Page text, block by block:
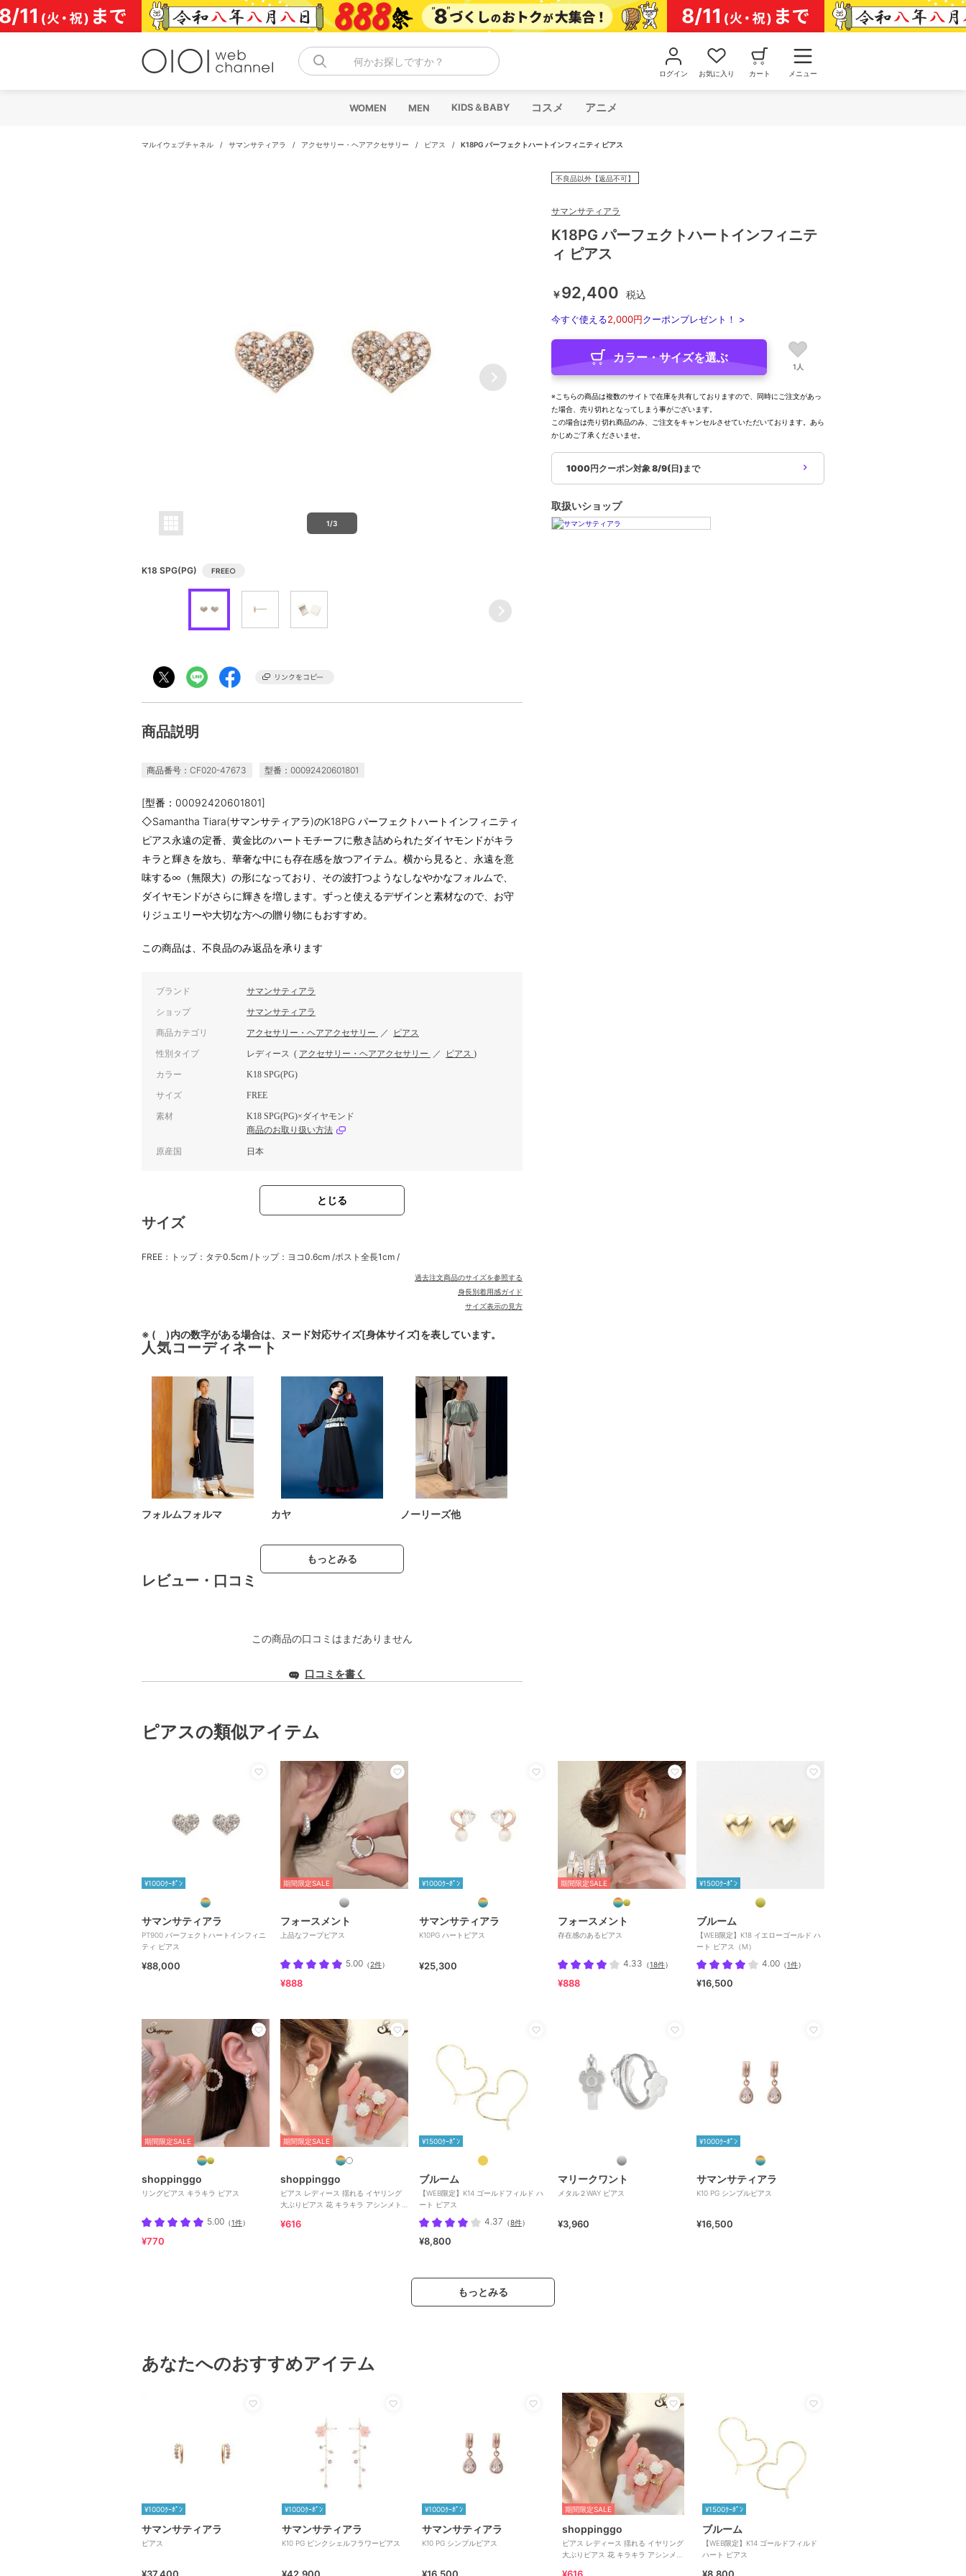
コ
ン
テ
何かお探しですか？
ログイン お気に入り カート メニュー
WOMEN MEN KIDS＆BABY コスメ アニメ
マルイウェブチャネル / サマンサティアラ / アクセサリー・ヘアアクセサリー / ピアス / K18PG パーフェクトハートインフィニティ ピアス
1/3
K18 SPG(PG) FREE○
商品説明
商品番号：CF020-47673 型番：00092420601801
[型番：00092420601801]
◇Samantha Tiara(サマンサティアラ)のK18PG パーフェクトハートインフィニティ
ピアス永遠の定番、黄金比のハートモチーフに敷き詰められたダイヤモンドがキラ
キラと輝きを放ち、華奢な中にも存在感を放つアイテム。横から見ると、永遠を意
味する∞（無限大）の形になっており、その波打つようなしなやかなフォルムで、
ダイヤモンドがさらに輝きを増します。ずっと使えるデザインと素材なので、お守
りジュエリーや大切な方への贈り物にもおすすめ。
この商品は、不良品のみ返品を承ります
ブランド サマンサティアラ
ショップ サマンサティアラ
商品カテゴリ アクセサリー・ヘアアクセサリー ／ ピアス
性別タイプ レディース ( アクセサリー・ヘアアクセサリー ／ ピアス )
カラー K18 SPG(PG)
サイズ FREE
素材
K18 SPG(PG)×ダイヤモンド
商品のお取り扱い方法
原産国 日本
とじる
サイズ
FREE：トップ：タテ0.5cm /トップ：ヨコ0.6cm /ポスト全長1cm /
過去注文商品のサイズを参照する
身長別着用感ガイド
サイズ表示の見方
※ ( )内の数字がある場合は、ヌード対応サイズ[身体サイズ]を表しています。
人気コーディネート
フォルムフォルマ カヤ ノーリーズ他
もっとみる
レビュー・口コミ
この商品の口コミはまだありません
口コミを書く
不良品以外【返品不可】
サマンサティアラ
K18PG パーフェクトハートインフィニテ
ィ ピアス
￥92,400 税込
今すぐ使える2,000円クーポンプレゼント！ >
カラー・サイズを選ぶ
1人
※こちらの商品は複数のサイトで在庫を共有しておりますので、同時にご注文があっ
た場合、売り切れとなってしまう事がございます。
この場合は売り切れ商品のみ、ご注文をキャンセルさせていただいております。あら
かじめご了承くださいませ。
1000円クーポン対象 8/9(日)まで
取扱いショップ
ピアスの類似アイテム
¥1000ｸｰﾎﾟﾝ
サマンサティアラ
PT900 パーフェクトハートインフィニ
ティ ピアス
¥88,000
期間限定SALE
フォースメント
上品なフープピアス
5.00 （2件）
¥888
¥1000ｸｰﾎﾟﾝ
サマンサティアラ
K10PG ハートピアス
¥25,300
期間限定SALE
フォースメント
存在感のあるピアス
4.33 （18件）
¥888
¥1500ｸｰﾎﾟﾝ
ブルーム
【WEB限定】K18 イエローゴールド ハ
ート ピアス（M）
4.00 （1件）
¥16,500
期間限定SALE
shoppinggo
リングピアス キラキラ ピアス
5.00 （1件）
¥770
期間限定SALE
shoppinggo
ピアス レディース 揺れる イヤリング
大ぶりピアス 花 キラキラ アシンメト
¥616
¥1500ｸｰﾎﾟﾝ
ブルーム
【WEB限定】K14 ゴールドフィルド ハ
ート ピアス
4.37 （8件）
¥8,800
マリークワント
メタル２WAY ピアス
¥3,960
¥1000ｸｰﾎﾟﾝ
サマンサティアラ
K10 PG シンプルピアス
¥16,500
もっとみる
あなたへのおすすめアイテム
¥1000ｸｰﾎﾟﾝ
サマンサティアラ
ピアス
¥37,400
¥1000ｸｰﾎﾟﾝ
サマンサティアラ
K10 PG ピンクシェルフラワーピアス
¥42,900
¥1000ｸｰﾎﾟﾝ
サマンサティアラ
K10 PG シンプルピアス
¥16,500
期間限定SALE
shoppinggo
ピアス レディース 揺れる イヤリング
大ぶりピアス 花 キラキラ アシンメト
¥616
¥1500ｸｰﾎﾟﾝ
ブルーム
【WEB限定】K14 ゴールドフィルド
ハート ピアス
¥8,800